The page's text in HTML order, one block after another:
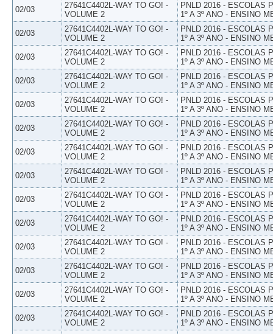
02/03
27641C4402L-WAY TO GO! -
VOLUME 2
PNLD 2016 - ESCOLAS
1º A 3º ANO - ENSINO
02/03
27641C4402L-WAY TO GO! -
VOLUME 2
PNLD 2016 - ESCOLAS
1º A 3º ANO - ENSINO
02/03
27641C4402L-WAY TO GO! -
VOLUME 2
PNLD 2016 - ESCOLAS
1º A 3º ANO - ENSINO
02/03
27641C4402L-WAY TO GO! -
VOLUME 2
PNLD 2016 - ESCOLAS
1º A 3º ANO - ENSINO
02/03
27641C4402L-WAY TO GO! -
VOLUME 2
PNLD 2016 - ESCOLAS
1º A 3º ANO - ENSINO
02/03
27641C4402L-WAY TO GO! -
VOLUME 2
PNLD 2016 - ESCOLAS
1º A 3º ANO - ENSINO
02/03
27641C4402L-WAY TO GO! -
VOLUME 2
PNLD 2016 - ESCOLAS
1º A 3º ANO - ENSINO
02/03
27641C4402L-WAY TO GO! -
VOLUME 2
PNLD 2016 - ESCOLAS
1º A 3º ANO - ENSINO
02/03
27641C4402L-WAY TO GO! -
VOLUME 2
PNLD 2016 - ESCOLAS
1º A 3º ANO - ENSINO
02/03
27641C4402L-WAY TO GO! -
VOLUME 2
PNLD 2016 - ESCOLAS
1º A 3º ANO - ENSINO
02/03
27641C4402L-WAY TO GO! -
VOLUME 2
PNLD 2016 - ESCOLAS
1º A 3º ANO - ENSINO
02/03
27641C4402L-WAY TO GO! -
VOLUME 2
PNLD 2016 - ESCOLAS
1º A 3º ANO - ENSINO
02/03
27641C4402L-WAY TO GO! -
VOLUME 2
PNLD 2016 - ESCOLAS
1º A 3º ANO - ENSINO
02/03
27641C4402L-WAY TO GO! -
VOLUME 2
PNLD 2016 - ESCOLAS
1º A 3º ANO - ENSINO